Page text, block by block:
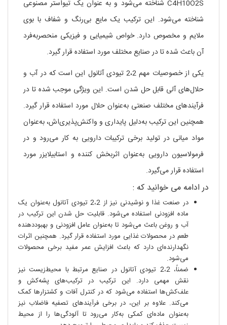
C4H10O2S شناخته می‌شود و به عنوان یک تیواستر مصنوعی
شناخته می‌شود. این ترکیب یک مایع بی‌رنگ و شفاف با بوی
ملایم و مخصوص دارد. خواص شیمیایی و فیزیکی منحصربه‌فرد
آن باعث شده تا در صنایع مختلف مورد استفاده قرار گیرد.
یکی از خصوصیات مهم 2،2 تیودی آتانول این است که در آب و
حلال‌های آلی قابل حل شدن است. این ویژگی موجب شده تا در
فرآیندهای مختلف صنعتی به‌عنوان حلال مورد استفاده قرار گیرد.
همچنین این ترکیب به‌دلیل پایداری و واکنش‌پذیری‌اش، به‌عنوان
مواد میانی در تولید برخی ترکیبات دارویی به کار می‌رود و در
فرمولاسیون دارویی به‌عنوان اثربخش کننده و استابیلایزر مورد
استفاده قرار می‌گیرد.
در ادامه می خوانید که :
در صنعت غذا و نوشیدنی نیز از 2،2 تیودی آتانول به‌عنوان یک
ماده افزودنی استفاده می‌شود. قابلیت حل شدن این ترکیب در
آب و روغن باعث می‌شود تا به‌عنوان عامل افزودنی و بهبوددهنده
طعم در محصولات غذایی مورد استفاده قرار گیرد. همچنین اثرات
نگهدارنده‌ای دارد که باعث افزایش عمر مفید برخی محصولات
می‌شود.
ضمناً، 2،2 تیودی آتانول در صنایع مرتبط با محیط‌زیست نیز
نقش مهمی دارد. این ترکیب در ترکیب‌های پشه‌کش و
علف‌کش‌ها استفاده می‌شود که در کنترل آفات و کشتزارها کمک
می‌کند. علاوه بر این، در برخی فرآیندهای تصفیه فاضلاب نیز
به‌عنوان ماده‌ای کمکی به‌کار می‌رود تا آلودگی‌ها را از محیط